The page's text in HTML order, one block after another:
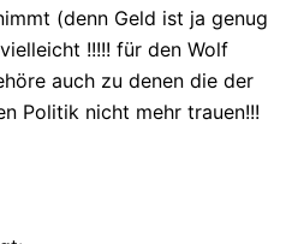
(denn Geld ist ja genug
!!!!! für den Wolf
auch zu denen die der
Politik nicht mehr trauen!!!